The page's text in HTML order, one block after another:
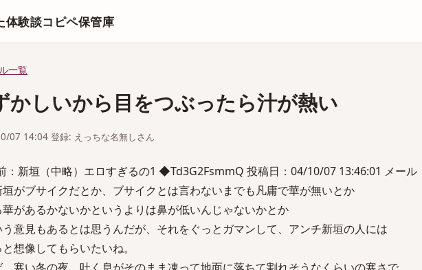
体験談コピペ保管庫
一覧
かしいから目をつぶったら汁が熱い
07 14:04 登録: えっちな名無しさん
：新垣（中略）エロすぎるの1 ◆Td3G2FsmmQ 投稿日：04/10/07 13:46:01 メール
垣がブサイクだとか、ブサイクとは言わないまでも凡庸で華が無いとか
があるかないかというよりは鼻が低いんじゃないかとか
う意見もあるとは思うんだが、それをぐっとガマンして、アンチ新垣の人には
想像してもらいたいね。